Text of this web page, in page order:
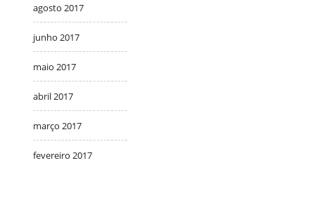
agosto 2017
junho 2017
maio 2017
abril 2017
março 2017
fevereiro 2017